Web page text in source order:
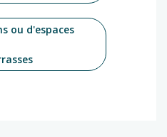
ou d'espaces